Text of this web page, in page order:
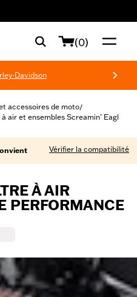
(0)
Davidson
accessoires de moto/
air et ensembles Screamin’ Eagl
Vérifier la compatibilité
À AIR
PERFORMANCE